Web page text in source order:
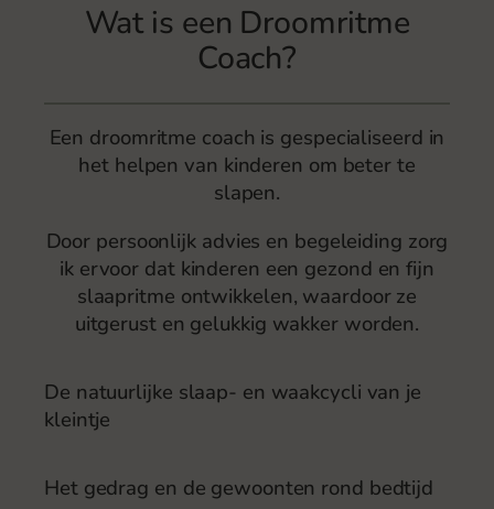
Wat is een Droomritme
Coach?
Een droomritme coach is gespecialiseerd in
het helpen van kinderen om beter te
slapen.
Door persoonlijk advies en begeleiding zorg
ik ervoor dat kinderen een gezond en fijn
slaapritme ontwikkelen, waardoor ze
uitgerust en gelukkig wakker worden.
De natuurlijke slaap- en waakcycli van je
kleintje
Het gedrag en de gewoonten rond bedtijd